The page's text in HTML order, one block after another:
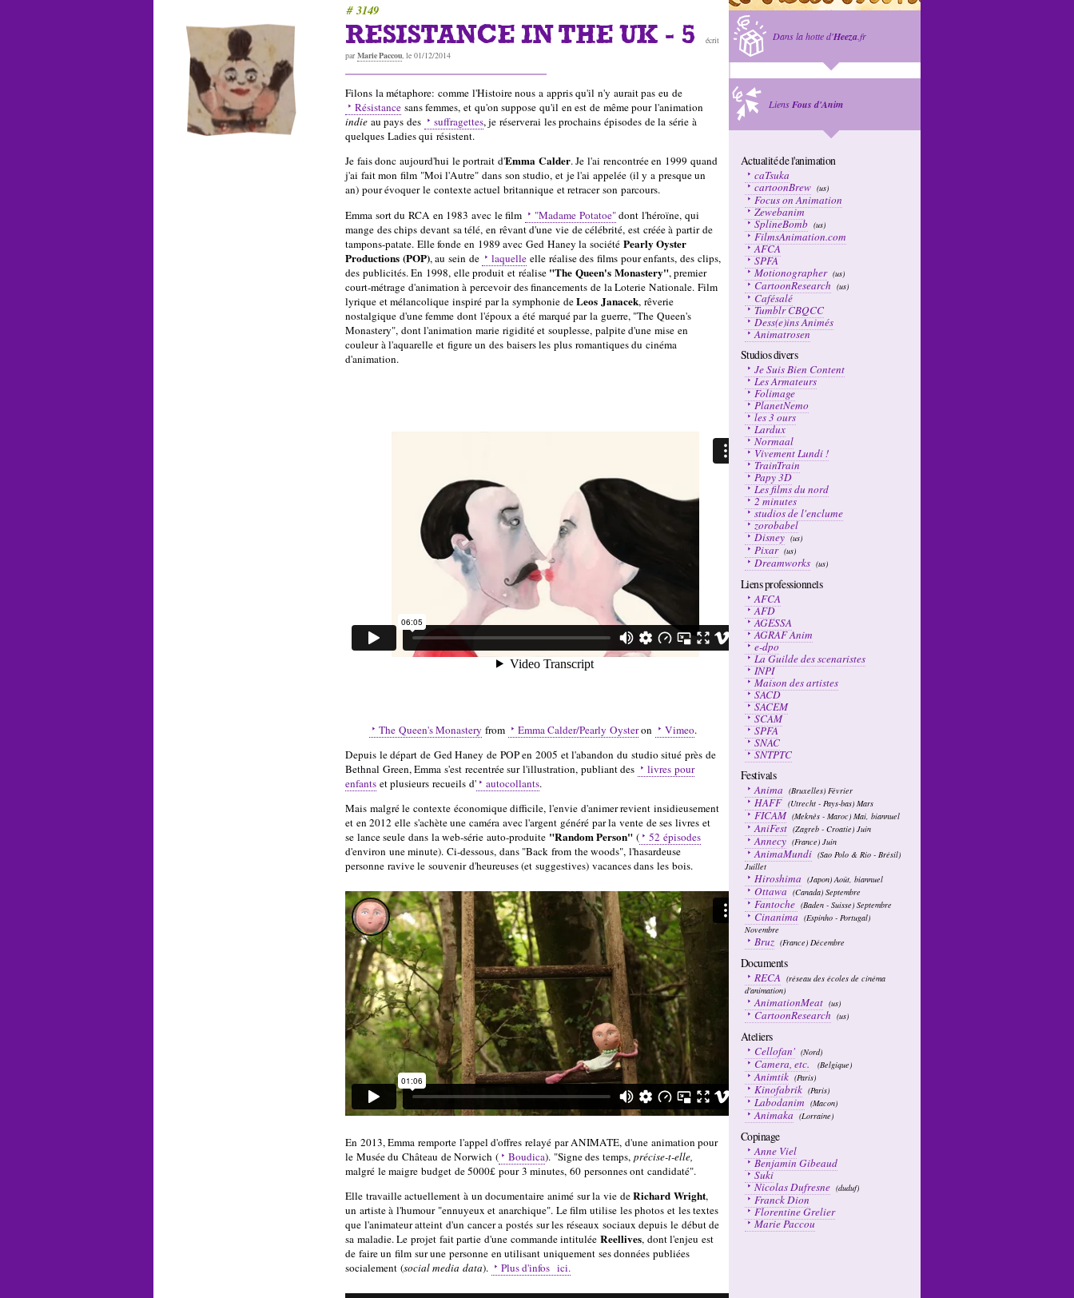
Dans la hotte d'Heeza.fr
LiensFous d'Anim
Actualité de l'animation
caTsuka
cartoonBrew (us)
Focus on Animation
Zewebanim
SplineBomb (us)
FilmsAnimation.com
AFCA
SPFA
Motionographer (us)
CartoonResearch (us)
Cafésalé
Tumblr CBQCC
Dess(e)ins Animés
Animatrosen
Studios divers
Je Suis Bien Content
Les Armateurs
Folimage
PlanetNemo
les 3 ours
Lardux
Normaal
Vivement Lundi !
TrainTrain
Papy 3D
Les films du nord
2 minutes
studios de l'enclume
zorobabel
Disney (us)
Pixar (us)
Dreamworks (us)
Liens professionnels
AFCA
AFD
AGESSA
AGRAF Anim
e-dpo
La Guilde des scenaristes
INPI
Maison des artistes
SACD
SACEM
SCAM
SPFA
SNAC
SNTPTC
Festivals
Anima (Bruxelles) Février
HAFF (Utrecht - Pays-bas) Mars
FICAM (Meknès - Maroc) Mai, biannuel
AniFest (Zagreb - Croatie) Juin
Annecy (France) Juin
AnimaMundi (Sao Polo & Rio - Brésil)
Juillet
Hiroshima (Japon) Août, biannuel
Ottawa (Canada) Septembre
Fantoche (Baden - Suisse) Septembre
Cinanima (Espinho - Portugal)
Novembre
Bruz (France) Décembre
Documents
RECA (réseau des écoles de cinéma
d'animation)
AnimationMeat (us)
CartoonResearch (us)
Ateliers
Cellofan' (Nord)
Camera, etc. (Belgique)
Animtik (Paris)
Kinofabrik (Paris)
Labodanim (Macon)
Animaka (Lorraine)
Copinage
Anne Viel
Benjamin Gibeaud
Suki
Nicolas Dufresne (duduf)
Franck Dion
Florentine Grelier
Marie Paccou
# 3149
RESISTANCE IN THE UK - 5
écrit
par Marie Paccou, le 01/12/2014
Filons la métaphore: comme l'Histoire nous a appris qu'il n'y aurait pas eu de
Résistance sans femmes, et qu'on suppose qu'il en est de même pour l'animation
indie au pays des suffragettes, je réserverai les prochains épisodes de la série à
quelques Ladies qui résistent.
Je fais donc aujourd'hui le portrait d'Emma Calder. Je l'ai rencontrée en 1999 quand
j'ai fait mon film "Moi l'Autre" dans son studio, et je l'ai appelée (il y a presque un
an) pour évoquer le contexte actuel britannique et retracer son parcours.
Emma sort du RCA en 1983 avec le film
"Madame Potatoe"dont l'héroïne, qui
mange des chips devant sa télé, en rêvant d'une vie de célébrité, est créée à partir de
tampons-patate. Elle fonde en 1989 avec Ged Haney la société Pearly Oyster
Productions (POP), au sein de laquelle elle réalise des films pour enfants, des clips,
des publicités. En 1998, elle produit et réalise "The Queen's Monastery", premier
court-métrage d'animation à percevoir des financements de la Loterie Nationale. Film
lyrique et mélancolique inspiré par la symphonie deLeos Janacek, rêverie
nostalgique d'une femme dont l'époux a été marqué par la guerre, "The Queen's
Monastery", dont l'animation marie rigidité et souplesse, palpite d'une mise en
couleur à l'aquarelle et figure un des baisers les plus romantiques du cinéma
d'animation.
The Queen's Monastery from Emma Calder/Pearly Oysteron Vimeo.
Depuis le départ de Ged Haney de POP en 2005 et l'abandon du studio situé près de
Bethnal Green, Emma s'est recentrée sur l'illustration, publiant des
livres pour
enfants et plusieurs recueils d' autocollants.
Mais malgré le contexte économique difficile, l'envie d'animer revient insidieusement
et en 2012 elle s'achète une caméra avec l'argent généré par la vente de ses livres et
se lance seule dans la web-série auto-produite "Random Person" (
52 épisodes
d'environ une minute). Ci-dessous, dans "Back from the woods", l'hasardeuse
personne ravive le souvenir d'heureuses (et suggestives) vacances dans les bois.
En 2013, Emma remporte l'appel d'offres relayé par ANIMATE, d'une animation pour
le Musée du Château de Norwich (
Boudica). "Signe des temps, précise-t-elle,
malgré le maigre budget de 5000£ pour 3 minutes, 60 personnes ont candidaté".
Elle travaille actuellement à un documentaire animé sur la vie deRichard Wright,
un artiste à l'humour "ennuyeux et anarchique". Le film utilise les photos et les textes
que l'animateur atteint d'un cancer a postés sur les réseaux sociaux depuis le début de
sa maladie. Le projet fait partie d'une commande intitulée Reellives, dont l'enjeu est
de faire un film sur une personne en utilisant uniquement ses données publiées
socialement (social media data). Plus d'infos ici.